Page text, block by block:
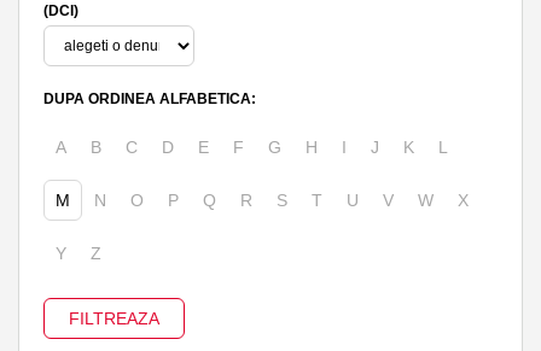
(DCI)
DUPA ORDINEA ALFABETICA:
A B C D E F G H I J K L
M N O P Q R S T U V W X
Y Z